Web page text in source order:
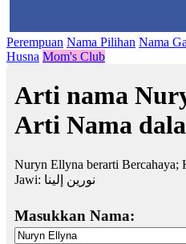
Perempuan Nama Pilihan Nama
Husna Mom's Club
Arti nama
Arti Nama
Nuryn Ellyna berarti Bercahaya;
Jawi: نورين إلينا
Masukkan Nama: